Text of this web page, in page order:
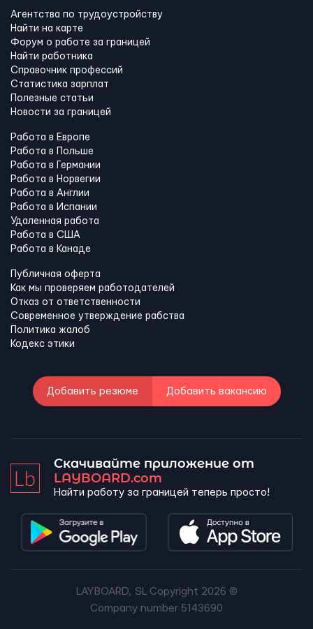
Агентства по трудоустройству
Найти на карте
Форум о работе за границей
Найти работника
Справочник профессий
Статистика зарплат
Полезные статьи
Новости за границей
Работа в Европе
Работа в Польше
Работа в Германии
Работа в Норвегии
Работа в Англии
Работа в Испании
Удаленная работа
Работа в США
Работа в Канадe
Публичная оферта
Как мы проверяем работодателей
Отказ от ответственности
Современное утверждение рабства
Политика жалоб
Кодекс этики
Добавить резюме Добавить вакансию
Скачивайте приложение от
LAYBOARD.com
Найти работу за границей теперь просто!
LAYBOARD, SL Copyright 2026 ©
Company number 5143690